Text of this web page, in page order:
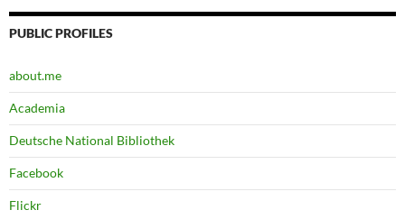
PUBLIC PROFILES
about.me
Academia
Deutsche National Bibliothek
Facebook
Flickr